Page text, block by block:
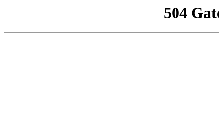
504